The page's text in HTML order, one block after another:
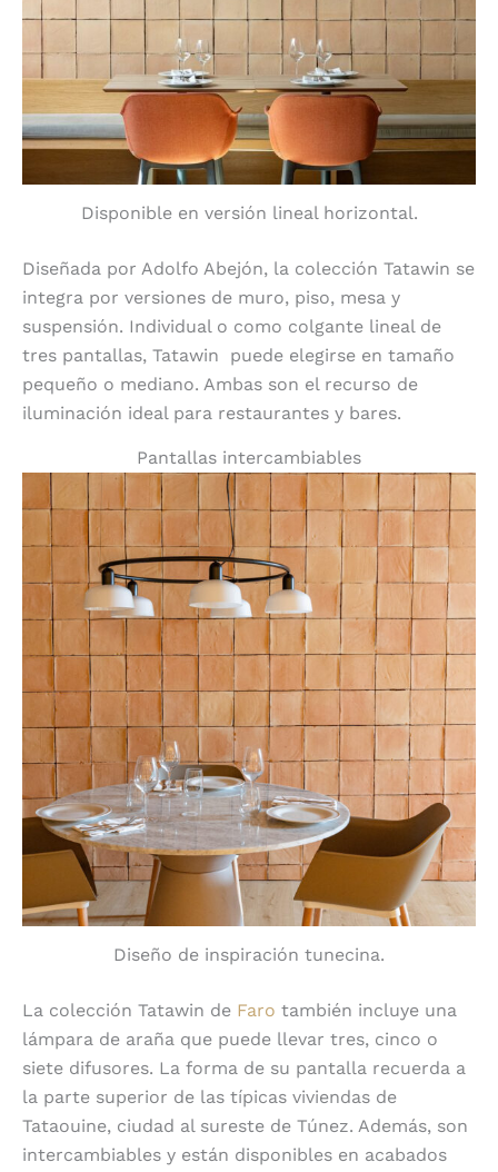
Disponible en versión lineal horizontal.
Diseñada por Adolfo Abejón, la colección Tatawin se
integra por versiones de muro, piso, mesa y
suspensión. Individual o como colgante lineal de
tres pantallas, Tatawin
puede elegirse en tamaño
pequeño o mediano. Ambas son el recurso de
iluminación ideal para restaurantes y bares.
Pantallas intercambiables
Diseño de inspiración tunecina.
La colección Tatawin de Faro también incluye una
lámpara de araña que puede llevar tres, cinco o
siete difusores. La forma de su pantalla recuerda a
la parte superior de las típicas viviendas de
Tataouine, ciudad al sureste de Túnez. Además, son
intercambiables y están disponibles en acabados